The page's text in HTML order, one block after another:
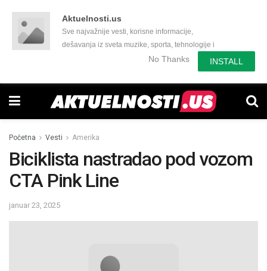
Aktuelnosti.us
Sve najvažnije vesti, korisne informacije,
dešavanja iz sveta muzike, sporta, tehnologije i
još mnogo toga zanimljivog.No Thanks INSTALL
Početna Vesti Amerika
Biciklista nastradao pod vozom
CTA Pink Line
januar 23, 2025